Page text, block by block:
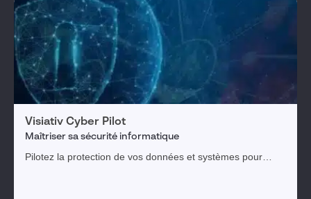
Visiativ Cyber Pilot
Maîtriser sa sécurité informatique
Pilotez la protection de vos données et systèmes pour